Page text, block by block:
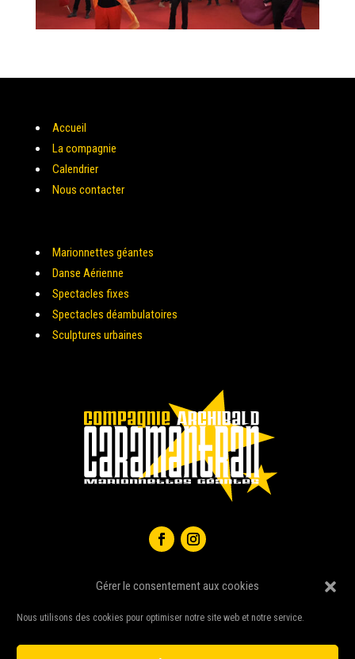
Gérer le consentement aux cookies
Nous utilisons des cookies pour optimiser notre site web et notre service.
Accueil
La compagnie
Calendrier
Nous contacter
Marionnettes géantes
Danse Aérienne
Spectacles fixes
Spectacles déambulatoires
Sculptures urbaines